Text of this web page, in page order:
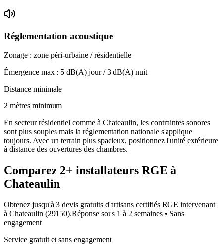
Réglementation acoustique
Zonage : zone péri-urbaine / résidentielle
Émergence max : 5 dB(A) jour /3 dB(A) nuit
Distance minimale
2 mètres minimum
En secteur résidentiel comme à Chateaulin, les contraintes sonores
sont plus souples mais la réglementation nationale s'applique
toujours. Avec un terrain plus spacieux, positionnez l'unité extérieure
à distance des ouvertures des chambres.
Comparez 2+ installateurs RGE à
Chateaulin
Obtenez jusqu'à 3 devis gratuits d'artisans certifiés RGE intervenant
à Chateaulin (29150).Réponse sous 1 à 2 semaines • Sans
engagement
Service gratuit et sans engagement